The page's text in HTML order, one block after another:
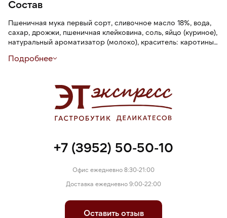
Состав
Пшеничная мука первый сорт, сливочное масло 18%, вода,
сахар, дрожжи, пшеничная клейковина, соль, яйцо (куриное),
натуральный ароматизатор (молоко), краситель: каротины,
кислота), ферментные препараты животного и микробного
Может содержать остаточное количество сои, орехов и
продукты их переработки.
Подробнее
+7 (3952) 50-50-10
Офис ежедневно 8:30-21:00
Доставка ежедневно 9:00-22:00
Оставить отзыв